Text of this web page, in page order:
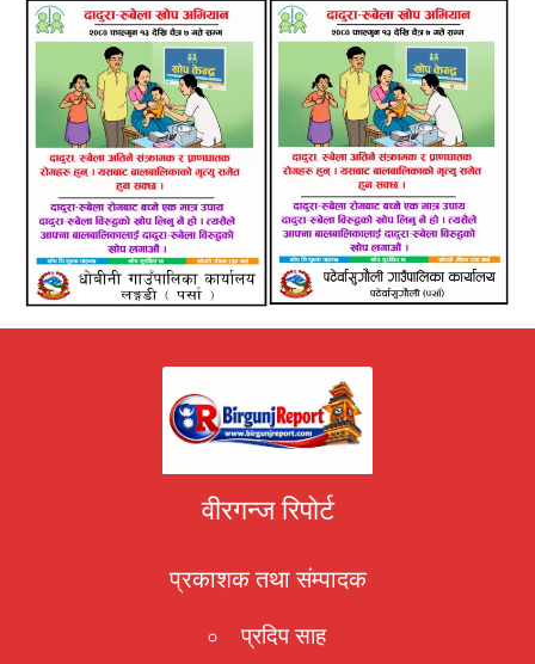
वीरगन्ज रिपोर्ट
प्रकाशक तथा संम्पादक
प्रदिप साह